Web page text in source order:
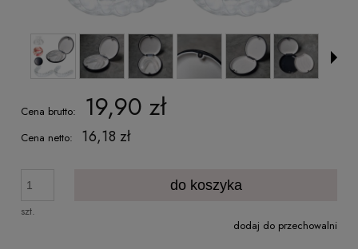
Cena brutto: 19,90 zł
Cena netto: 16,18 zł
szt.
do koszyka
dodaj do przechowalni